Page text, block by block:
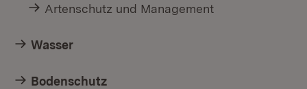
Artenschutz und Management
Wasser
Bodenschutz